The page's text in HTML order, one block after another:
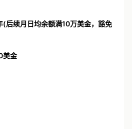
后续月日均余额满10万美金，豁免
美金